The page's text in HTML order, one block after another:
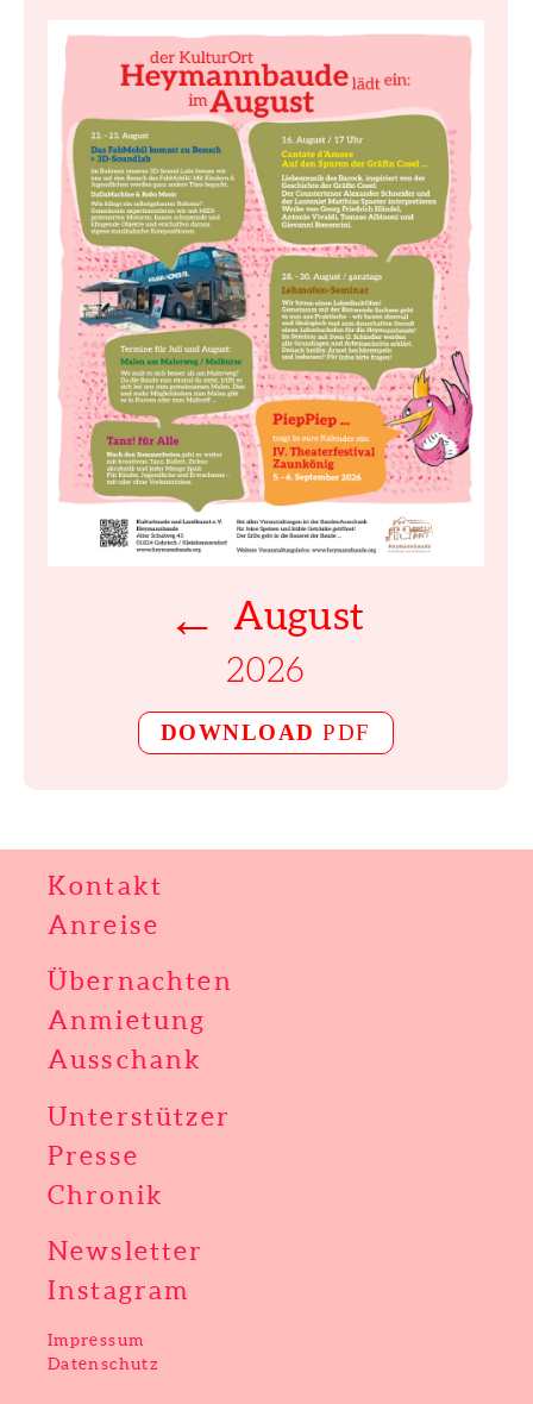
← August
2026
DOWNLOAD PDF
Kontakt
Anreise
Übernachten
Anmietung
Ausschank
Unterstützer
Presse
Chronik
Newsletter
Instagram
Impressum
Datenschutz